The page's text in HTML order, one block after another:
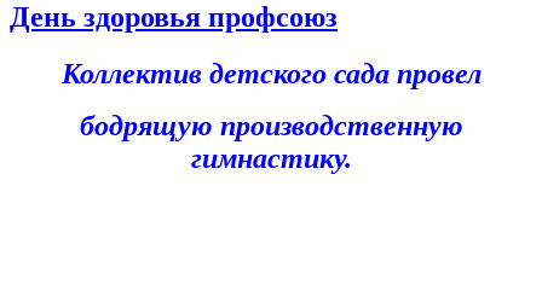
День здоровья профсоюз
Коллектив детского сада провел
бодрящую производственную
гимнастику.